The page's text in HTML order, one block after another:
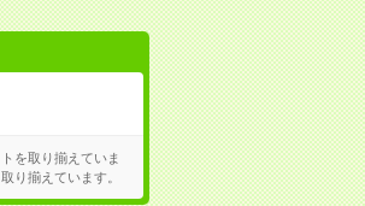
を取り揃えていま
り揃えています。